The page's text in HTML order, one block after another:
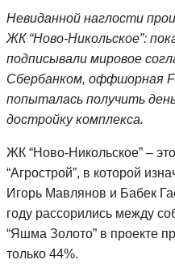
Невиданной наглости
ЖК “Ново-Никольское”:
подписывали мировое
Сбербанком, оффшорная
попыталась получить
достройку комплекса.
ЖК “Ново-Никольское” –
“Агрострой”, в которой
Игорь Мавлянов и Бабек
году рассорились между
“Яшма Золото” в проекте
только 44%.